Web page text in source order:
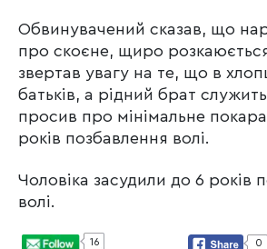
Обвинувачений сказав, що
про скоєне, щиро
звертав увагу на те, що в
батьків, а рідний брат
просив про мінімальне
років позбавлення волі.
Чоловіка засудили до 6 років
волі.
16 0